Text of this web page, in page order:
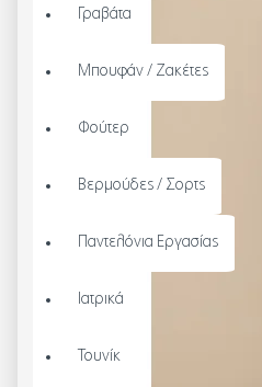
Γραβάτα
Μπουφάν / Ζακέτες
Φούτερ
Βερμούδες / Σορτς
Παντελόνια Εργασίας
Ιατρικά
Τουνίκ